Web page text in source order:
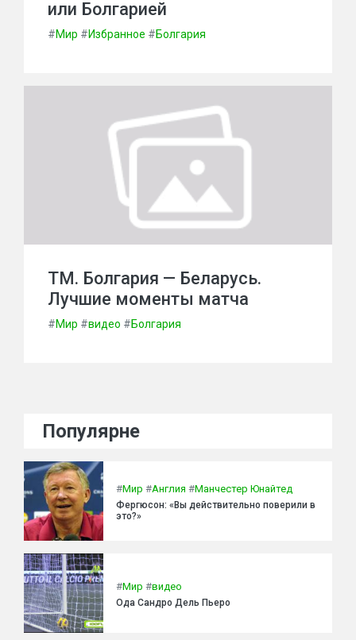
или Болгарией
#Мир #Избранное #Болгария
ТМ. Болгария — Беларусь.
Лучшие моменты матча
#Мир #видео #Болгария
Популярне
#Мир #Англия #Манчестер Юнайтед
Фергюсон: «Вы действительно поверили в
это?»
#Мир #видео
Ода Сандро Дель Пьеро